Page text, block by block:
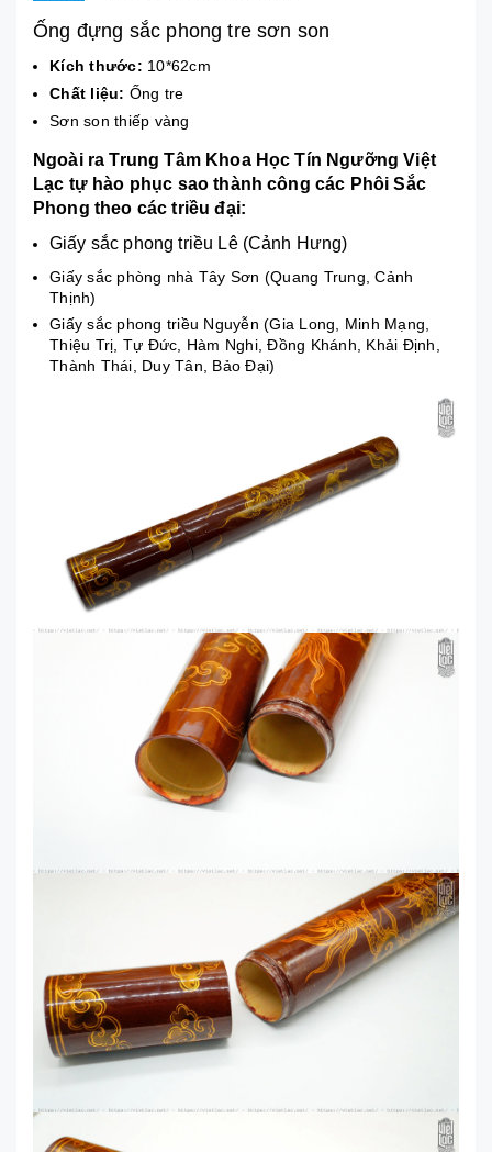
Ống đựng sắc phong tre sơn son
Kích thước: 10*62cm
Chất liệu: Ống tre
Sơn son thiếp vàng
Ngoài ra Trung Tâm Khoa Học Tín Ngưỡng Việt
Lạc tự hào phục sao thành công các Phôi Sắc
Phong theo các triều đại:
Giấy sắc phong triều Lê (Cảnh Hưng)
Giấy sắc phòng nhà Tây Sơn (Quang Trung, Cảnh
Thịnh)
Giấy sắc phong triều Nguyễn (Gia Long, Minh Mạng,
Thiệu Trị, Tự Đức, Hàm Nghi, Đồng Khánh, Khải Định,
Thành Thái, Duy Tân, Bảo Đại)